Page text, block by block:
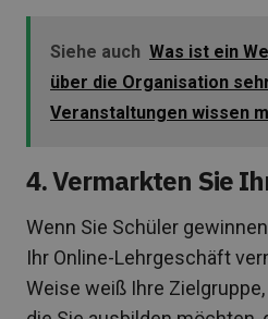
Siehe auch Was ist ein
über die Organisation
Veranstaltungen wissen
4. Vermarkten Sie
Wenn Sie Schüler
Ihr Online-Lehrgeschäft
Weise weiß Ihre